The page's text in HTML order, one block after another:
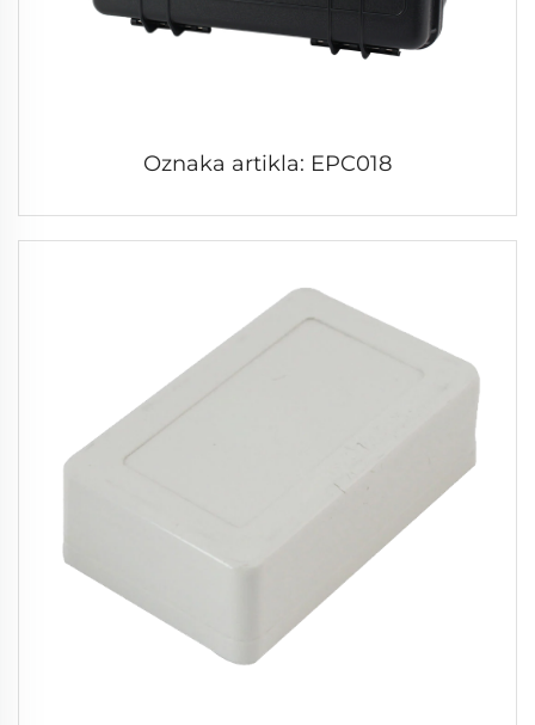
Oznaka artikla: EPC018